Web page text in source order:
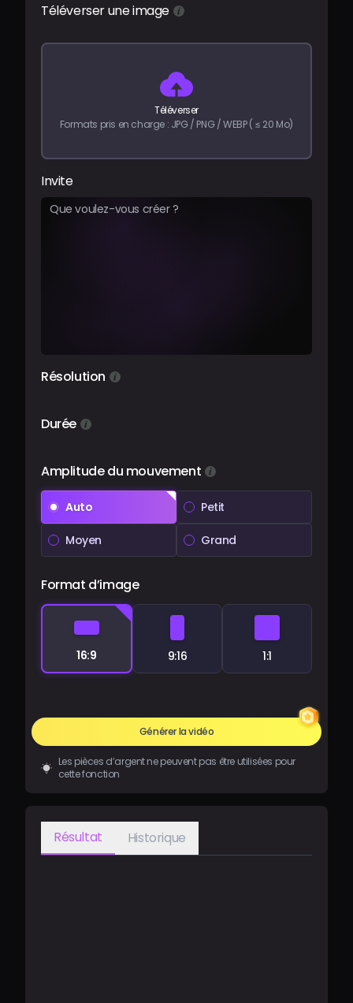
Téléverser une image
Téléverser
Formats pris en charge : JPG / PNG / WEBP ( ≤ 20 Mo)
Invite
Résolution
Durée
Amplitude du mouvement
Auto Petit
Moyen Grand
Format d’image
16:9 9:16 1:1
Générer la vidéo
Les pièces d’argent ne peuvent pas être utilisées pour
cette fonction
Résultat Historique